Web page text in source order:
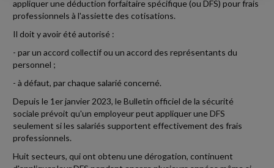
appliquer une déduction forfaitaire spécifique (ou DFS) pour frais
professionnels à l'assiette des cotisations.
Il doit y avoir été autorisé :
- par un accord collectif ou un accord des représentants du
personnel ;
- à défaut, par chaque salarié concerné.
Depuis le 1er janvier 2023, le Bulletin officiel de la sécurité
sociale prévoit qu'un employeur peut appliquer une DFS
seulement si les salariés supportent effectivement des frais
professionnels.
Huit secteurs, qui ont obtenu une dérogation, continuent